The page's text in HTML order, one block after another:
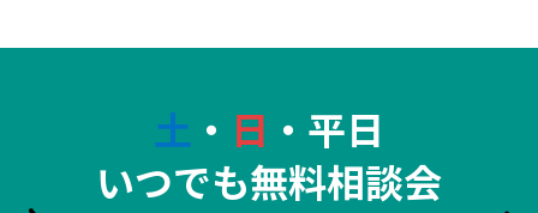
土 ・ 日 ・平日
いつでも無料相談会